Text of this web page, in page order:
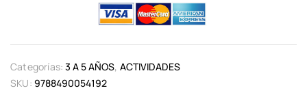
Categorías: 3 A 5 AÑOS, ACTIVIDADES
SKU: 9788490054192